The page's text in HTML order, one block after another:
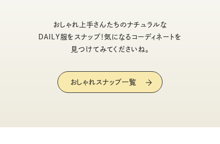
おしゃれ上手さんたちのナチュラルな
DAILY服をスナップ！気になるコーディネートを
見つけてみてくださいね。
おしゃれスナップ一覧